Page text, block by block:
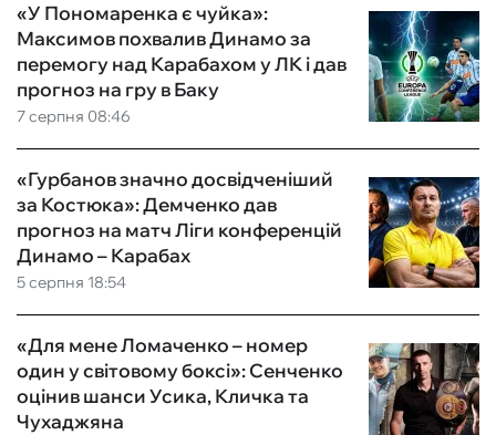
7 серпня 08:46
«У Пономаренка є чуйка»:
Максимов похвалив Динамо за
перемогу над Карабахом у ЛК і дав
прогноз на гру в Баку
5 серпня 18:54
«Гурбанов значно досвідченіший
за Костюка»: Демченко дав
прогноз на матч Ліги конференцій
Динамо – Карабах
«Для мене Ломаченко – номер
один у світовому боксі»: Сенченко
оцінив шанси Усика, Кличка та
Чухаджяна